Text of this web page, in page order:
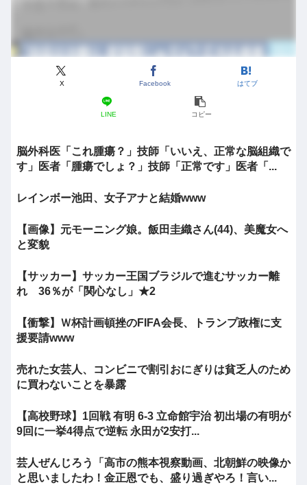
X Facebook はてブ
LINE コピー
脳外科医「これ腫瘍？」技師「いいえ、正常な脳組織で
す」医者「腫瘍でしょ？」技師「正常です」医者「...
レインボー池田、女子アナと結婚www
【画像】元モーニング娘。飯田圭織さん(44)、美魔女へ
と変貌
【サッカー】サッカー王国ブラジルで進むサッカー離
れ 36％が「関心なし」★2
【衝撃】Ｗ杯計画頓挫のFIFA会長、トランプ政権に支
援要請www
売れた女芸人、コンビニで割引おにぎりは貧乏人のため
に買わないことを暴露
【高校野球】1回戦 有明 6-3 立命館宇治 初出場の有明が
9回に一挙4得点で逆転 永田が2安打...
芸人ぜんじろう「高市の熊本視察動画、北朝鮮の映像か
と思いましたわ！金正恩でも、盛り過ぎやろ！言い...